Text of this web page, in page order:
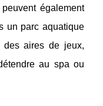
également
un parc aquatique
des aires de jeux,
au spa ou